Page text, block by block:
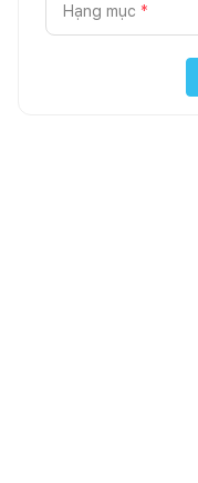
Hạng mục *